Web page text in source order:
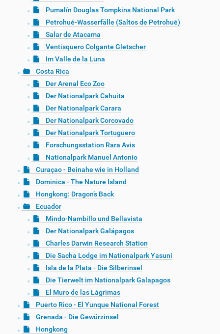
Pumalín Douglas Tompkins National Park
Petrohué-Wasserfälle (Saltos de Petrohué)
Salar de Atacama
Ventisquero Colgante Gletscher
Im Valle de la Luna
Costa Rica
Der Arenal Eco Zoo
Der Nationalpark Cahuita
Der Nationalpark Carara
Der Nationalpark Corcovado
Der Nationalpark Tortuguero
Forschungsstation Rara Avis
Nationalpark Manuel Antonio
Curaçao - Beinahe wie in Holland
Dominica - The Nature Island
Hongkong: Dragon’s Back
Ecuador
Mindo-Nambillo und Bellavista
Der Nationalpark Galápagos
Charles Darwin Research Station
Die Sacha Lodge im Nationalpark Yasuní
Isla de la Plata - Die Silberinsel
Die Tierwelt im Nationalpark Galapagos
El Muro de las Lágrimas
Puerto Rico - El Yunque National Forest
Grenada - Die Gewürzinsel
Hongkong